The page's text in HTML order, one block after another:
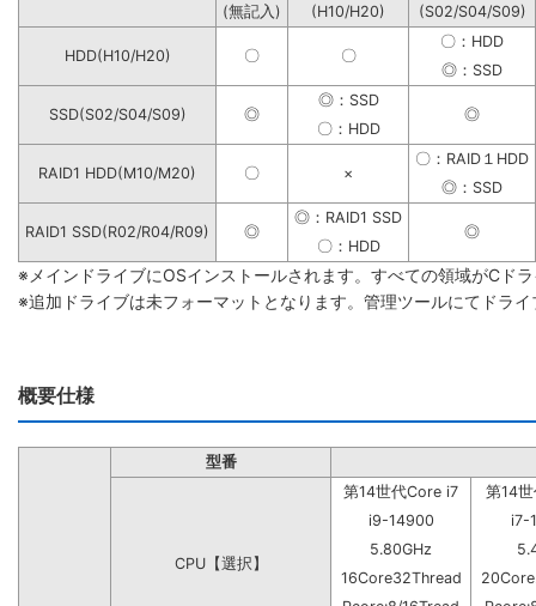
(無記入)
(H10/H20) (S02/S04/S09)
HDD(H10/H20) 〇 〇
〇：HDD
◎：SSD
SSD(S02/S04/S09) ◎
◎：SSD
◎
〇：HDD
RAID1 HDD(M10/M20) 〇 ×
〇：RAID１HDD
◎：SSD
RAID1 SSD(R02/R04/R09) ◎
◎：RAID1 SSD
◎
〇：HDD
※メインドライブにOSインストールされます。すべての領域がCド
※追加ドライブは未フォーマットとなります。管理ツールにてドラ
概要仕様
型番
CPU【選択】
第14世代Core i7
第14
i9-14900
i7-
5.80GHz
16Core32Thread